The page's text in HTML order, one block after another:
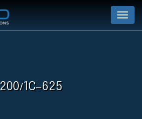
Menu
200/1C-625